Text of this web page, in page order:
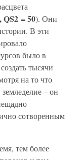
QS2 = 50). Они
В эти
было в
тысячи
на то что
– он
сотворенным
тем более